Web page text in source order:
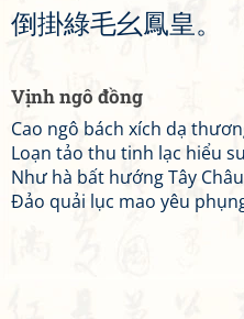
倒掛綠毛幺鳳皇。
Vịnh ngô đồng
Cao ngô bách xích dạ
Loạn tảo thu tinh lạc hiểu
Như hà bất hướng Tây
Đảo quải lục mao yêu